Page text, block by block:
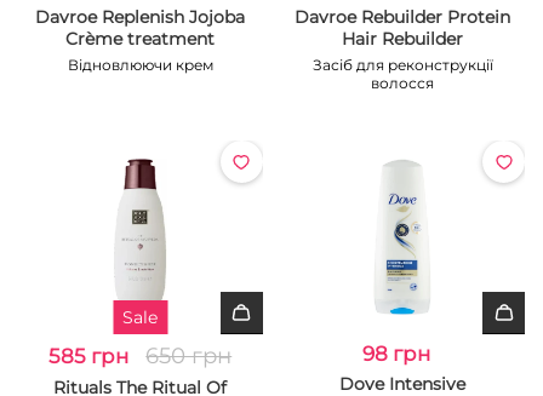
Davroe Replenish Jojoba
Crème treatment
Відновлюючи крем
Davroe Rebuilder Protein
Hair Rebuilder
Засіб для реконструкції
волосся
Sale
585 грн 650 грн
Rituals The Ritual Of
98 грн
Dove Intensive